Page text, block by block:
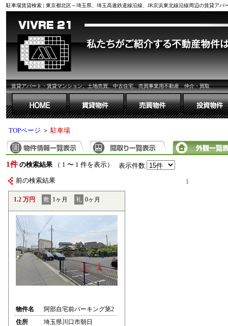
駐車場賃貸検索 | 東京都北区～埼玉県、埼玉高速鉄道線沿線、JR京浜東北線沿線周辺の賃貸アパ
賃貸アパート・賃貸マンション、土地売買、中古住宅、売買事業用不動産 仲介・買取
TOPページ ＞駐車場
1件 の検索結果 （ 1 〜 1 件を表示） 表示件数
前の検索結果 1
1.2 万円 敷 1ヶ月 礼 0ヶ月
物件名
阿部自宅前パーキング第2
住所
埼玉県川口市朝日